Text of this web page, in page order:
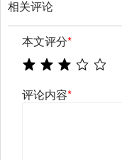
相关评论
本文评分*
评论内容*